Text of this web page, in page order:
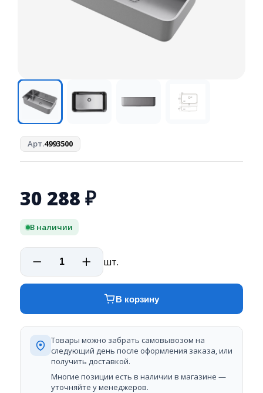
Арт.4993500
30 288 ₽
В наличии
шт.
В корзину
Товары можно забрать самовывозом на
следующий день после оформления заказа, или
получить доставкой.
Многие позиции есть в наличии в магазине —
уточняйте у менеджеров.